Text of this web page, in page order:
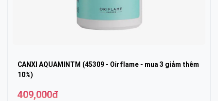
CANXI AQUAMINTM (45309 - Oirflame - mua 3 giảm thêm
10%)
409,000đ